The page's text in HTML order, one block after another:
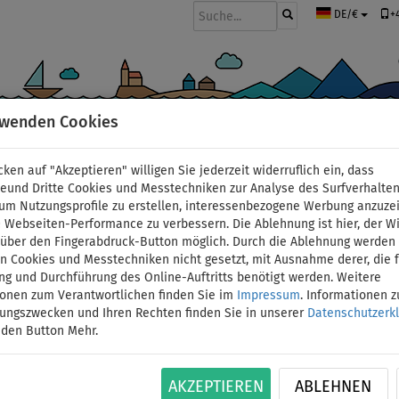
Cookies
auf "Akzeptieren" willigen Sie jederzeit widerruflich ein, dass
Dritte Cookies und Messtechniken zur Analyse des
Nutzungsprofile zu erstellen, interessenbezogene Werbung
Webseiten-Performance zu verbessern. Die Ablehnung ist hier, der
den Fingerabdruck-Button möglich. Durch die Ablehnung werden
Cookies und Messtechniken nicht gesetzt, mit Ausnahme derer, die
und Durchführung des Online-Auftritts benötigt werden. Weitere
zum Verantwortlichen finden Sie im
Impressum. Informationen
und Ihren Rechten finden Sie in unserer
Button Mehr.
AKZEPTIEREN ABLEHNEN
DE/€
2 WIR